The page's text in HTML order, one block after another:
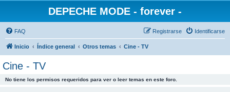
DEPECHE MODE - forever -
FAQ Identificarse
Registrarse
Inicio Índice general Otros temas Cine - TV
Cine - TV
No tiene los permisos requeridos para ver o leer temas en este foro.